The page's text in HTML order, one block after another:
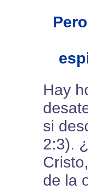
Hay
si
2:3).
de la